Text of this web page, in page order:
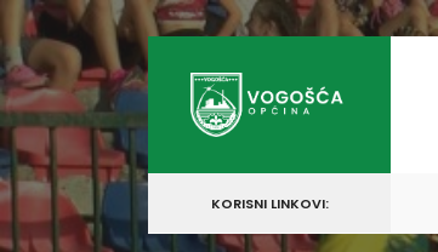
content
KORISNI LINKOVI: